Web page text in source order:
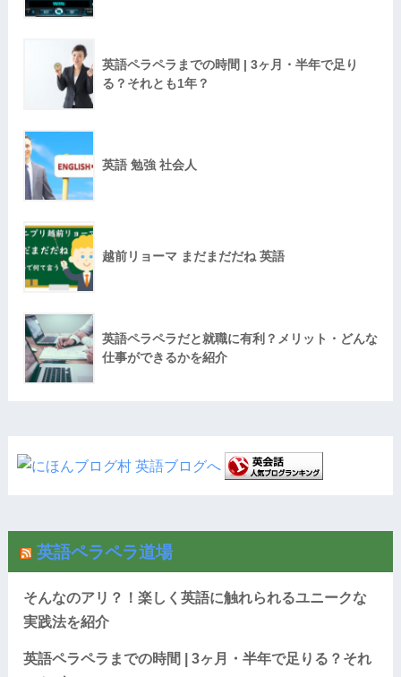
英語ペラペラまでの時間 | 3ヶ月・半年で足り
る？それとも1年？
英語 勉強 社会人
越前リョーマ まだまだだね 英語
英語ペラペラだと就職に有利？メリット・どんな
仕事ができるかを紹介
英語ペラペラ道場
そんなのアリ？！楽しく英語に触れられるユニークな
実践法を紹介
英語ペラペラまでの時間 | 3ヶ月・半年で足りる？それ